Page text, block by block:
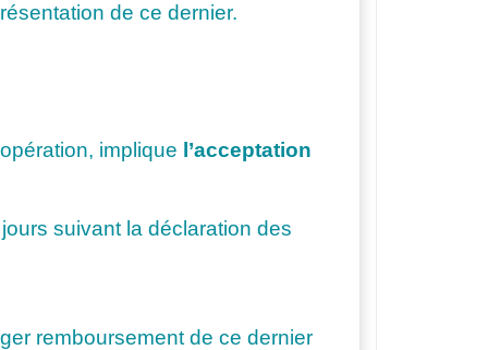
de ce dernier.
implique l’acceptation
suivant la déclaration des
remboursement de ce dernier